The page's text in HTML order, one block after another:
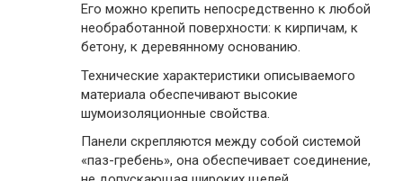
Его можно крепить непосредственно к любой
необработанной поверхности: к кирпичам, к
бетону, к деревянному основанию.
Технические характеристики описываемого
материала обеспечивают высокие
шумоизоляционные свойства.
Панели скрепляются между собой системой
«паз-гребень», она обеспечивает соединение,